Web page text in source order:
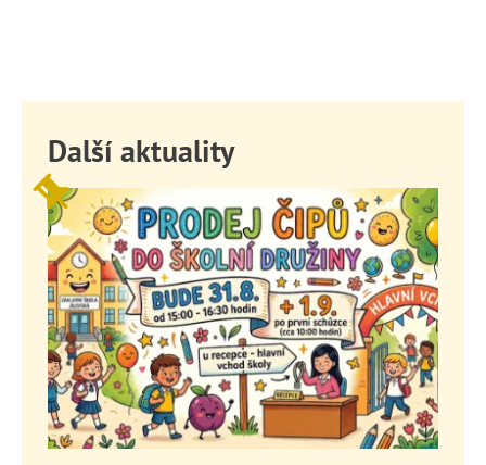
Další aktuality